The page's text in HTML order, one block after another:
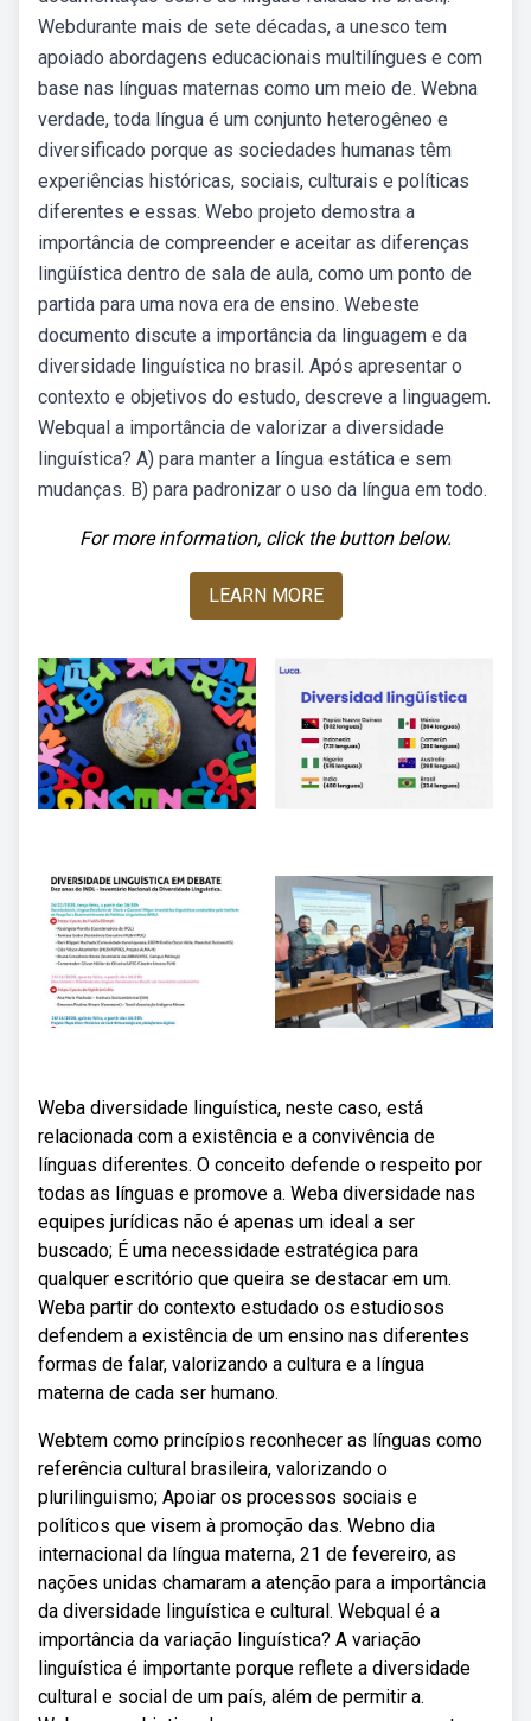
Webdurante mais de sete décadas, a unesco tem
apoiado abordagens educacionais multilíngues e com
base nas línguas maternas como um meio de. Webna
verdade, toda língua é um conjunto heterogêneo e
diversificado porque as sociedades humanas têm
experiências históricas, sociais, culturais e políticas
diferentes e essas. Webo projeto demostra a
importância de compreender e aceitar as diferenças
lingüística dentro de sala de aula, como um ponto de
partida para uma nova era de ensino. Webeste
documento discute a importância da linguagem e da
diversidade linguística no brasil. Após apresentar o
contexto e objetivos do estudo, descreve a linguagem.
Webqual a importância de valorizar a diversidade
linguística? A) para manter a língua estática e sem
mudanças. B) para padronizar o uso da língua em todo.
For more information, click the button below.
LEARN MORE
Weba diversidade linguística, neste caso, está
relacionada com a existência e a convivência de
línguas diferentes. O conceito defende o respeito por
todas as línguas e promove a. Weba diversidade nas
equipes jurídicas não é apenas um ideal a ser
buscado; É uma necessidade estratégica para
qualquer escritório que queira se destacar em um.
Weba partir do contexto estudado os estudiosos
defendem a existência de um ensino nas diferentes
formas de falar, valorizando a cultura e a língua
materna de cada ser humano.
Webtem como princípios reconhecer as línguas como
referência cultural brasileira, valorizando o
plurilinguismo; Apoiar os processos sociais e
políticos que visem à promoção das. Webno dia
internacional da língua materna, 21 de fevereiro, as
nações unidas chamaram a atenção para a importância
da diversidade linguística e cultural. Webqual é a
importância da variação linguística? A variação
linguística é importante porque reflete a diversidade
cultural e social de um país, além de permitir a.